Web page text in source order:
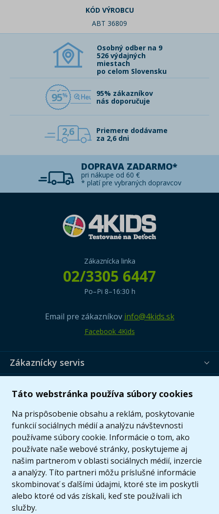
Táto webstránka používa súbory cookies
Na prispôsobenie obsahu a reklám, poskytovanie
funkcií sociálnych médií a analýzu návštevnosti
používame súbory cookie. Informácie o tom, ako
používate naše webové stránky, poskytujeme aj
našim partnerom v oblasti sociálnych médií, inzercie
a analýzy. Títo partneri môžu príslušné informácie
skombinovať s ďalšími údajmi, ktoré ste im poskytli
alebo ktoré od vás získali, keď ste používali ich
služby.
KÓD VÝROBCU
ABT 36809
Osobný odber na 9
526 výdajných
miestach
po celom Slovensku
95
95% zákazníkov
nás doporučuje
2,6
Priemere dodávame
za 2,6 dni
DOPRAVA ZADARMO*
pri nákupe od 60 €
* platí pre vybraných dopravcov
Zákaznícka linka
02/3305 6447
Po–Pi 8–16:30 h
Email pre zákazníkov info@4kids.sk
Facebook 4Kids
Zákaznícky servis